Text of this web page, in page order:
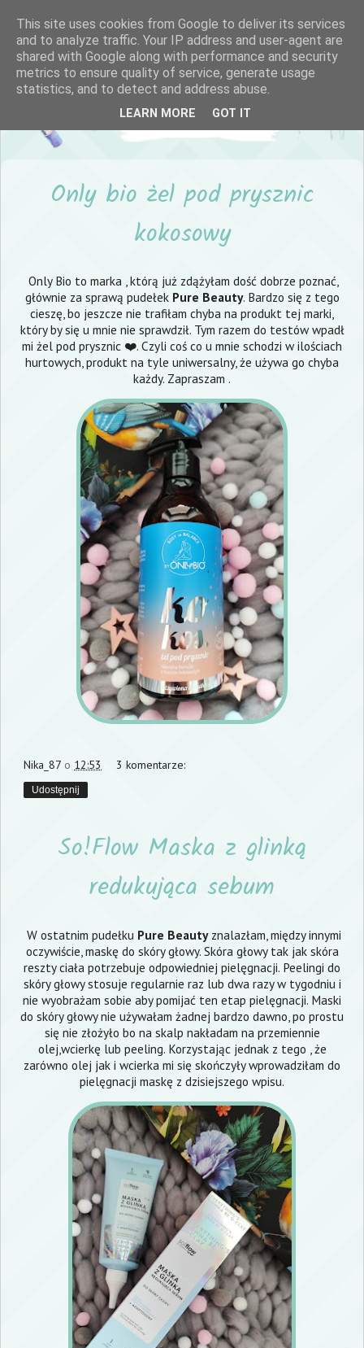
Only bio żel pod prysznic
kokosowy
Only Bio to marka , którą już zdążyłam dość dobrze poznać,
głównie za sprawą pudełek Pure Beauty. Bardzo się z tego
cieszę, bo jeszcze nie trafiłam chyba na produkt tej marki,
który by się u mnie nie sprawdził. Tym razem do testów wpadł
mi żel pod prysznic ❤️. Czyli coś co u mnie schodzi w ilościach
hurtowych, produkt na tyle uniwersalny, że używa go chyba
każdy. Zapraszam .
Nika_87 o 12:53 3 komentarze:
Udostępnij
So!Flow Maska z glinką
redukująca sebum
W ostatnim pudełku Pure Beautyznalazłam, między innymi
oczywiście, maskę do skóry głowy. Skóra głowy tak jak skóra
reszty ciała potrzebuje odpowiedniej pielęgnacji. Peelingi do
skóry głowy stosuje regularnie raz lub dwa razy w tygodniu i
nie wyobrażam sobie aby pomijać ten etap pielęgnacji. Maski
do skóry głowy nie używałam żadnej bardzo dawno, po prostu
się nie złożyło bo na skalp nakładam na przemiennie
olej,wcierkę lub peeling. Korzystając jednak z tego , że
zarówno olej jak i wcierka mi się skończyły wprowadziłam do
pielęgnacji maskę z dzisiejszego wpisu.
This site uses cookies from Google to deliver its services
and to analyze traffic. Your IP address and user-agent are
shared with Google along with performance and security
metrics to ensure quality of service, generate usage
statistics, and to detect and address abuse.
LEARN MORE GOT IT